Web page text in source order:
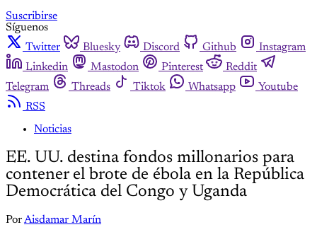
Suscribirse
Síguenos
Twitter
Bluesky Discord Github
Instagram
Linkedin
Mastodon Pinterest
Reddit
Telegram
Threads Tiktok Whatsapp
Youtube
RSS
Noticias
EE. UU. destina fondos millonarios para
contener el brote de ébola en la República
Democrática del Congo y Uganda
PorAisdamar Marín